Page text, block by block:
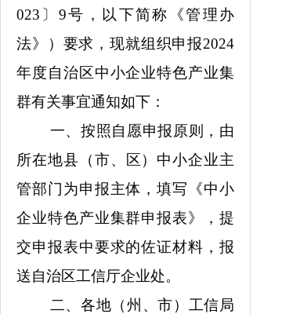
023 〕 9号，以下简称《管理办
法》） 要求 ，现就组织申报2024
年度自治区中小企业特色产业集
群有关事宜通知如下 ：
一、按照自愿申报原则，由
所在地县 （市、 区）中小企业主
管部门为申报主体，填写《中小
企业特色产业集群申报表》，提
交申报表中要求的佐证材料，报
送自治区工信厅企业处。
二、 各地（州、市）工信局